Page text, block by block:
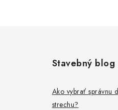
Stavebný blog
Ako vybrať správnu
strechu?